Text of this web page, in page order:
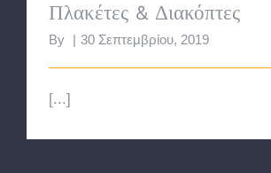
Πλακέτες & Διακόπτες
By 30 Σεπτεμβρίου, 2019
[...]